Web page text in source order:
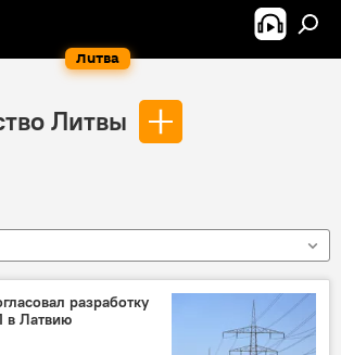
Литва
Литвы
разработку
в Латвию